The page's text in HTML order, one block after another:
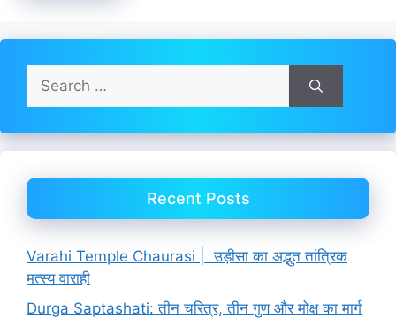
Search
for:
Recent Posts
Varahi Temple Chaurasi | उड़ीसा का अद्भुत तांत्रिक
मत्स्य वाराही
Durga Saptashati: तीन चरित्र, तीन गुण और मोक्ष का मार्ग